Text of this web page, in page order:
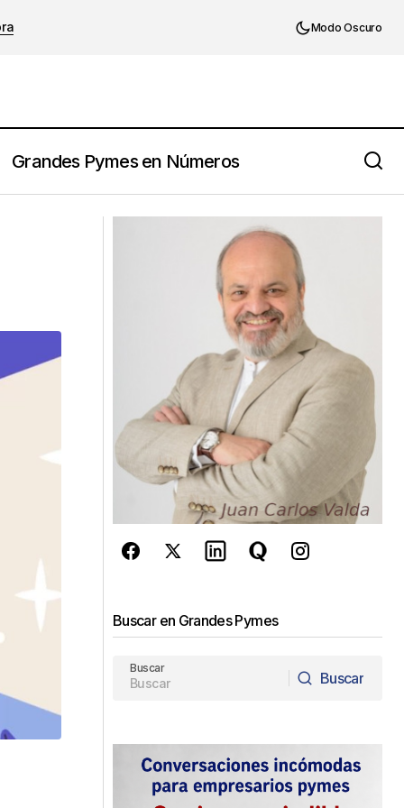
Modo Oscuro
Grandes Pymes en Números
Buscar en Grandes Pymes
Buscar
Buscar